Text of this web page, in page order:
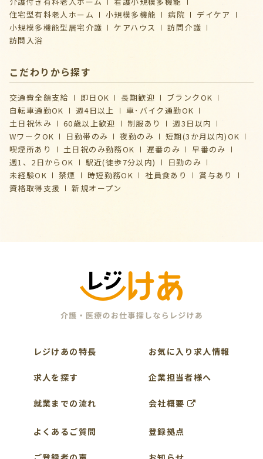
住宅型有料老人ホーム
小規模多機能 病院
デイケア
⼩規模多機能型居宅介護
ケアハウス
訪問介護
訪問入浴
こだわりから探す
交通費全額支給 即日OK 長期歓迎
ブランクOK
自転車通勤OK
週4日以上
車･バイク通勤OK
土日祝休み
60歳以上歓迎 制服あり
週3日以内
WワークOK
日勤帯のみ 夜勤のみ
短期(3か月以内)OK
喫煙所あり
土日祝のみ勤務OK 遅番のみ
早番のみ
週1、2日からOK
駅近(徒歩7分以内)
日勤のみ
未経験OK
禁煙 時短勤務OK 社員食あり
賞与あり
資格取得支援
新規オープン
レジけあの特長
求人を探す
就業までの流れ
よくあるご質問
お気に入り求人情報
企業担当者様へ
会社概要
登録拠点